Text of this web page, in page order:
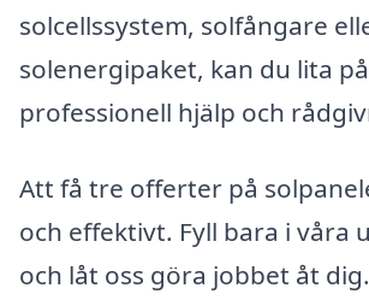
solcellssystem, solfångare
solenergipaket, kan du lita
professionell hjälp och
Att få tre offerter på
och effektivt. Fyll bara i våra
och låt oss göra jobbet åt